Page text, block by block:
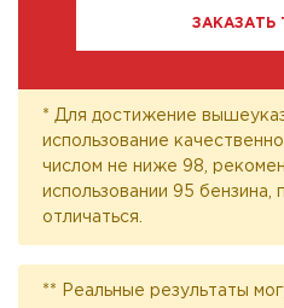
ЗАКАЗАТЬ
* Для достижение
использование
числом не ниже 98,
использовании 95 бензина,
отличаться.
** Реальные результаты